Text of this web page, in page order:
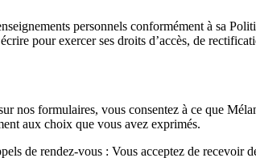
personnels conformément à sa
pour exercer ses droits d’accès, de
nos formulaires, vous consentez à ce que
aux choix que vous avez exprimés.
de rendez-vous : Vous acceptez de